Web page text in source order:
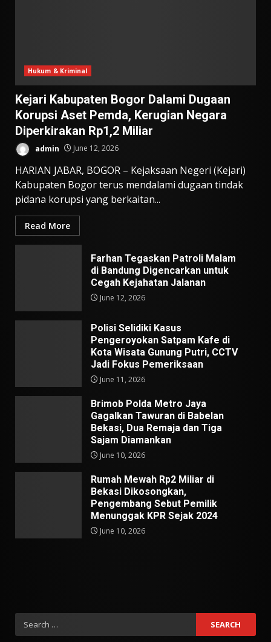
Hukum & Kriminal
Kejari Kabupaten Bogor Dalami Dugaan
Korupsi Aset Pemda, Kerugian Negara
Diperkirakan Rp1,2 Miliar
admin June 12, 2026
HARIAN JABAR, BOGOR – Kejaksaan Negeri (Kejari)
Kabupaten Bogor terus mendalami dugaan tindak
pidana korupsi yang berkaitan...
Read More
Farhan Tegaskan Patroli Malam
di Bandung Digencarkan untuk
Cegah Kejahatan Jalanan
June 12, 2026
Polisi Selidiki Kasus
Pengeroyokan Satpam Kafe di
Kota Wisata Gunung Putri, CCTV
Jadi Fokus Pemeriksaan
June 11, 2026
Brimob Polda Metro Jaya
Gagalkan Tawuran di Babelan
Bekasi, Dua Remaja dan Tiga
Sajam Diamankan
June 10, 2026
Rumah Mewah Rp2 Miliar di
Bekasi Dikosongkan,
Pengembang Sebut Pemilik
Menunggak KPR Sejak 2024
June 10, 2026
Search
for: